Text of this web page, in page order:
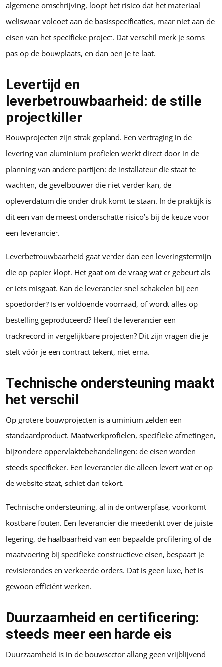
algemene omschrijving, loopt het risico dat het materiaal
weliswaar voldoet aan de basisspecificaties, maar niet aan de
eisen van het specifieke project. Dat verschil merk je soms
pas op de bouwplaats, en dan ben je te laat.
Levertijd en
leverbetrouwbaarheid: de stille
projectkiller
Bouwprojecten zijn strak gepland. Een vertraging in de
levering van aluminium profielen werkt direct door in de
planning van andere partijen: de installateur die staat te
wachten, de gevelbouwer die niet verder kan, de
opleverdatum die onder druk komt te staan. In de praktijk is
dit een van de meest onderschatte risico’s bij de keuze voor
een leverancier.
Leverbetrouwbaarheid gaat verder dan een leveringstermijn
die op papier klopt. Het gaat om de vraag wat er gebeurt als
er iets misgaat. Kan de leverancier snel schakelen bij een
spoedorder? Is er voldoende voorraad, of wordt alles op
bestelling geproduceerd? Heeft de leverancier een
trackrecord in vergelijkbare projecten? Dit zijn vragen die je
stelt vóór je een contract tekent, niet erna.
Technische ondersteuning maakt
het verschil
Op grotere bouwprojecten is aluminium zelden een
standaardproduct. Maatwerkprofielen, specifieke afmetingen,
bijzondere oppervlaktebehandelingen: de eisen worden
steeds specifieker. Een leverancier die alleen levert wat er op
de website staat, schiet dan tekort.
Technische ondersteuning, al in de ontwerpfase, voorkomt
kostbare fouten. Een leverancier die meedenkt over de juiste
legering, de haalbaarheid van een bepaalde profilering of de
maatvoering bij specifieke constructieve eisen, bespaart je
revisierondes en verkeerde orders. Dat is geen luxe, het is
gewoon efficiënt werken.
Duurzaamheid en certificering:
steeds meer een harde eis
Duurzaamheid is in de bouwsector allang geen vrijblijvend